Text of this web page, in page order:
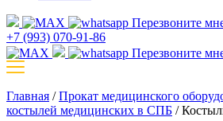
Перезвоните
+7 (993) 070-91-86
Перезвоните
Главная /Прокат медицинского
костылей медицинских в СПБ /